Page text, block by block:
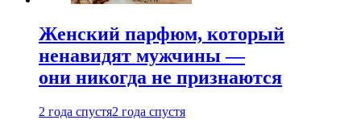
Женский парфюм, который
ненавидят мужчины —
они никогда не признаются
2 года спустя2 года спустя